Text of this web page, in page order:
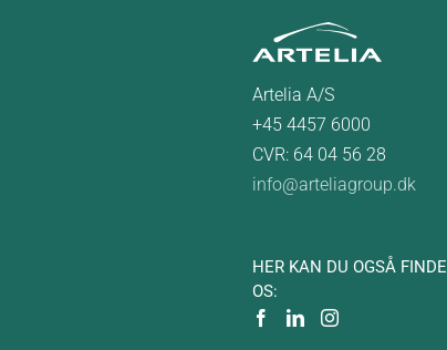
Artelia A/S
+45 4457 6000
CVR: 64 04 56 28
info@arteliagroup.dk
HER KAN DU OGSÅ FINDE
OS: